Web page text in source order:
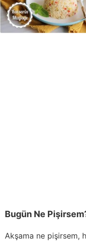
Bugün Ne
Akşama ne pişirsem,